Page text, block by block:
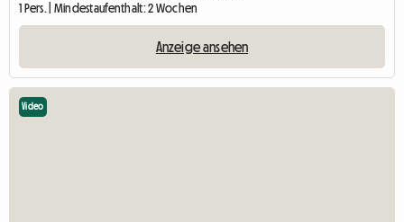
1 Pers. | Mindestaufenthalt: 2 Wochen
Anzeige ansehen
Video